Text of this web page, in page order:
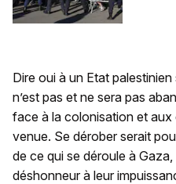
Dire oui à un Etat
n’est pas et ne sera pas
face à la colonisation et aux
venue. Se dérober serait
de ce qui se déroule à
déshonneur à leur